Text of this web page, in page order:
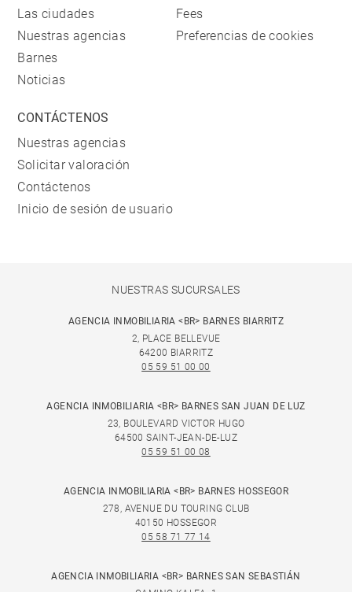
Las ciudades
Nuestras agencias
Barnes
Noticias
Fees
Preferencias de cookies
CONTÁCTENOS
Nuestras agencias
Solicitar valoración
Contáctenos
Inicio de sesión de usuario
NUESTRAS SUCURSALES
AGENCIA INMOBILIARIA <BR> BARNES BIARRITZ
2, PLACE BELLEVUE
64200 BIARRITZ
05 59 51 00 00
AGENCIA INMOBILIARIA <BR> BARNES SAN JUAN DE LUZ
23, BOULEVARD VICTOR HUGO
64500 SAINT-JEAN-DE-LUZ
05 59 51 00 08
AGENCIA INMOBILIARIA <BR> BARNES HOSSEGOR
278, AVENUE DU TOURING CLUB
40150 HOSSEGOR
05 58 71 77 14
AGENCIA INMOBILIARIA <BR> BARNES SAN SEBASTIÁN